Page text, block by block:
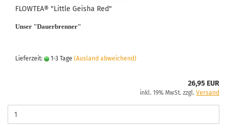
FLOWTEA® "Little Geisha Red"
Unser "Dauerbrenner"
Lieferzeit: 1-3 Tage (Ausland abweichend)
26,95 EUR
inkl. 19% MwSt. zzgl. Versand